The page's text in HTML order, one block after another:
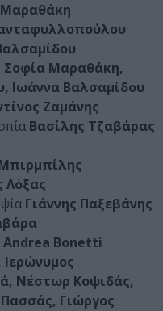
Σοφία Μαραθάκη,
Ιωάννα Bαλσαμίδου
Ζαμάνης
Βασίλης Τζαβάρας
Λόξας
Γιάννης Παξεβάνης
Andrea Bonetti
Νέστωρ Κοψιδάς,
Γιώργος